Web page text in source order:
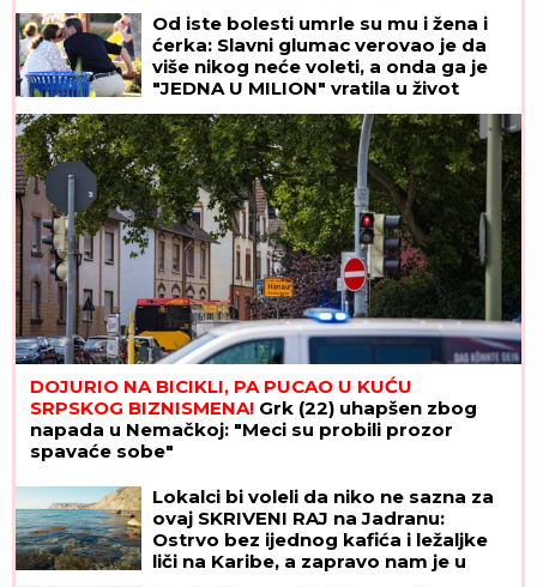
Od iste bolesti umrle su mu i žena i
ćerka: Slavni glumac verovao je da
više nikog neće voleti, a onda ga je
"JEDNA U MILION" vratila u život
DOJURIO NA BICIKLI, PA PUCAO U KUĆU
SRPSKOG BIZNISMENA! Grk (22) uhapšen zbog
napada u Nemačkoj: "Meci su probili prozor
spavaće sobe"
Lokalci bi voleli da niko ne sazna za
ovaj SKRIVENI RAJ na Jadranu:
Ostrvo bez ijednog kafića i ležaljke
liči na Karibe, a zapravo nam je u